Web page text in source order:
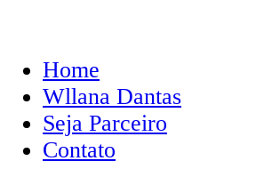
Home
Wllana Dantas
Seja Parceiro
Contato